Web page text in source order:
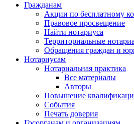
Гражданам
Акции по бесплатному
Правовое просвещение
Найти нотариуса
Территориальные
Обращения граждан и
Нотариусам
Нотариальная практика
Все материалы
Авторы
Повышение
События
Печать доверия